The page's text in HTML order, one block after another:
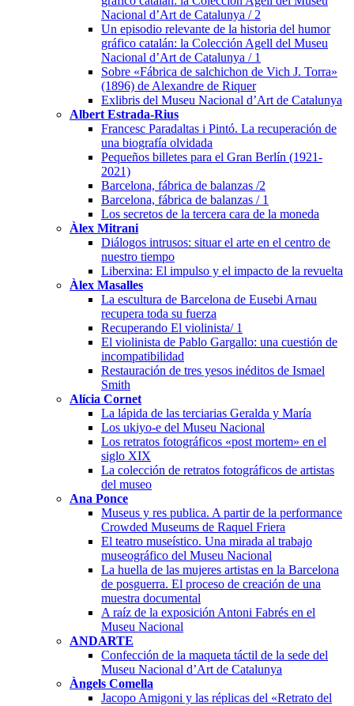
Nacional d’Art de Catalunya / 2
Un episodio relevante de la historia del humor
gráfico catalán: la Colección Agell del Museu
Nacional d’Art de Catalunya / 1
Sobre «Fábrica de salchichon de Vich J. Torra»
(1896) de Alexandre de Riquer
Exlibris del Museu Nacional d’Art de Catalunya
Albert Estrada-Rius
Francesc Paradaltas i Pintó. La recuperación de
una biografía olvidada
Pequeños billetes para el Gran Berlín (1921-
2021)
Barcelona, fábrica de balanzas /2
Barcelona, fábrica de balanzas / 1
Los secretos de la tercera cara de la moneda
Àlex Mitrani
Diálogos intrusos: situar el arte en el centro de
nuestro tiempo
Liberxina: El impulso y el impacto de la revuelta
Àlex Masalles
La escultura de Barcelona de Eusebi Arnau
recupera toda su fuerza
Recuperando El violinista/ 1
El violinista de Pablo Gargallo: una cuestión de
incompatibilidad
Restauración de tres yesos inéditos de Ismael
Smith
Alícia Cornet
La lápida de las terciarias Geralda y María
Los ukiyo-e del Museu Nacional
Los retratos fotográficos «post mortem» en el
siglo XIX
La colección de retratos fotográficos de artistas
del museo
Ana Ponce
Museus y res publica. A partir de la performance
Crowded Museums de Raquel Friera
El teatro museístico. Una mirada al trabajo
museográfico del Museu Nacional
La huella de las mujeres artistas en la Barcelona
de posguerra. El proceso de creación de una
muestra documental
A raíz de la exposición Antoni Fabrés en el
Museu Nacional
ANDARTE
Confección de la maqueta táctil de la sede del
Museu Nacional d’Art de Catalunya
Àngels Comella
Jacopo Amigoni y las réplicas del «Retrato del